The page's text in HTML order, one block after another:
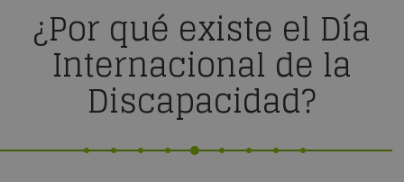
¿Por qué existe el Día
Internacional de la
Discapacidad?